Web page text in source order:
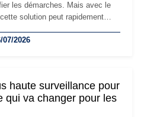
les démarches. Mais avec le
solution peut rapidement
de marque… Le
07/2026
haute surveillance pour
qui va changer pour les